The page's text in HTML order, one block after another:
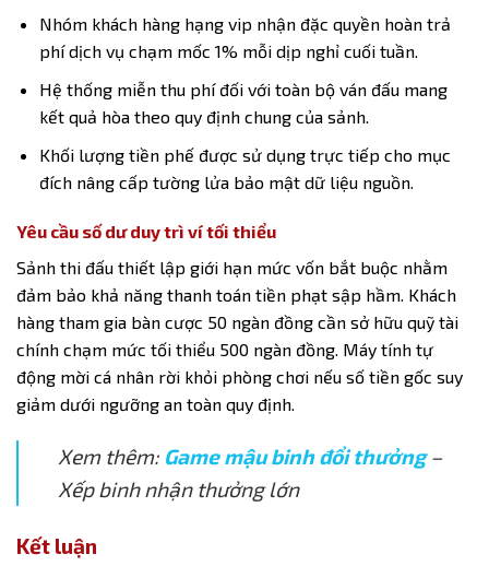
Nhóm khách hàng hạng vip nhận đặc quyền hoàn trả
phí dịch vụ chạm mốc 1% mỗi dịp nghỉ cuối tuần.
Hệ thống miễn thu phí đối với toàn bộ ván đấu mang
kết quả hòa theo quy định chung của sảnh.
Khối lượng tiền phế được sử dụng trực tiếp cho mục
đích nâng cấp tường lửa bảo mật dữ liệu nguồn.
Yêu cầu số dư duy trì ví tối thiểu
Sảnh thi đấu thiết lập giới hạn mức vốn bắt buộc nhằm
đảm bảo khả năng thanh toán tiền phạt sập hầm. Khách
hàng tham gia bàn cược 50 ngàn đồng cần sở hữu quỹ tài
chính chạm mức tối thiểu 500 ngàn đồng. Máy tính tự
động mời cá nhân rời khỏi phòng chơi nếu số tiền gốc suy
giảm dưới ngưỡng an toàn quy định.
Xem thêm: Game mậu binh đổi thưởng–
Xếp binh nhận thưởng lớn
Kết luận